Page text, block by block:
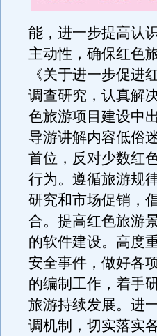
能，进一步提高认
主动性，确保红色
《关于进一步促进
调查研究，认真解
色旅游项目建设中
导游讲解内容低俗
首位，反对少数红
行为。遵循旅游规
研究和市场促销，
合。提高红色旅游
的软件建设。高度
安全事件，做好各
的编制工作，着手
旅游持续发展。进
调机制，切实落实